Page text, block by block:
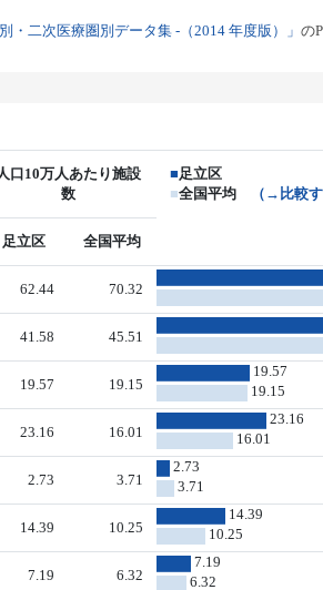
・二次医療圏別データ集 -（2014 年度版）」の
口10万人あたり施設
数
■足立区
■全国平均 （→比較
足立区 全国平均
62.44 70.32
41.58 45.51
19.57 19.15
19.57
19.15
23.16 16.01
23.16
16.01
2.73 3.71
2.73
3.71
14.39 10.25
14.39
10.25
7.19 6.32
7.19
6.32